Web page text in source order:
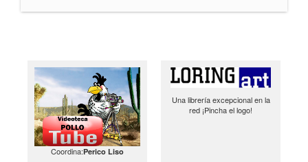
Coordina:Perico Liso
Una librería excepcional en la
red ¡Pincha el logo!